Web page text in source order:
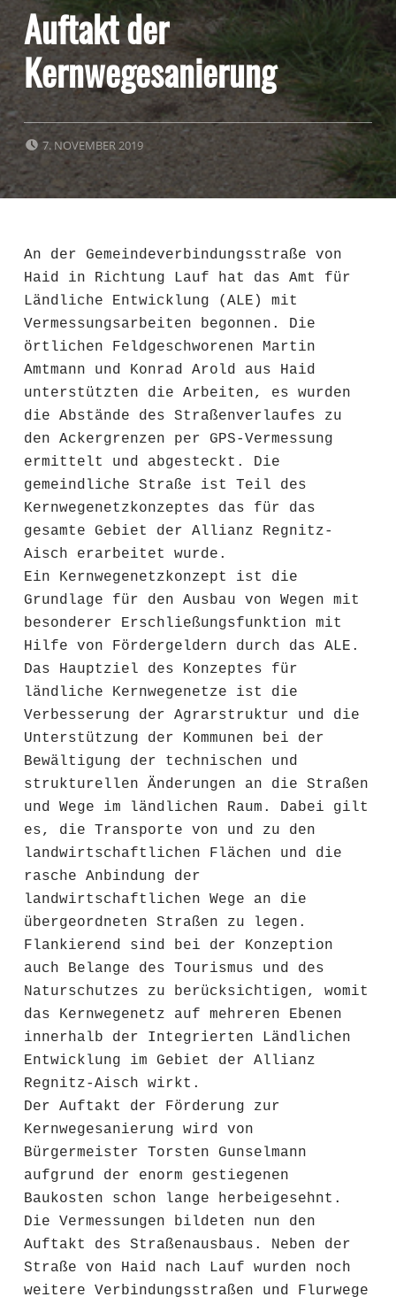
Auftakt der
Kernwegesanierung
POSTED ON:
7. NOVEMBER 2019
An der Gemeindeverbindungsstraße von
Haid in Richtung Lauf hat das Amt für
Ländliche Entwicklung (ALE) mit
Vermessungsarbeiten begonnen. Die
örtlichen Feldgeschworenen Martin
Amtmann und Konrad Arold aus Haid
unterstützten die Arbeiten, es wurden
die Abstände des Straßenverlaufes zu
den Ackergrenzen per GPS-Vermessung
ermittelt und abgesteckt. Die
gemeindliche Straße ist Teil des
Kernwegenetzkonzeptes das für das
gesamte Gebiet der Allianz Regnitz-
Aisch erarbeitet wurde.
Ein Kernwegenetzkonzept ist die
Grundlage für den Ausbau von Wegen mit
besonderer Erschließungsfunktion mit
Hilfe von Fördergeldern durch das ALE.
Das Hauptziel des Konzeptes für
ländliche Kernwegenetze ist die
Verbesserung der Agrarstruktur und die
Unterstützung der Kommunen bei der
Bewältigung der technischen und
strukturellen Änderungen an die Straßen
und Wege im ländlichen Raum. Dabei gilt
es, die Transporte von und zu den
landwirtschaftlichen Flächen und die
rasche Anbindung der
landwirtschaftlichen Wege an die
übergeordneten Straßen zu legen.
Flankierend sind bei der Konzeption
auch Belange des Tourismus und des
Naturschutzes zu berücksichtigen, womit
das Kernwegenetz auf mehreren Ebenen
innerhalb der Integrierten Ländlichen
Entwicklung im Gebiet der Allianz
Regnitz-Aisch wirkt.
Der Auftakt der Förderung zur
Kernwegesanierung wird von
Bürgermeister Torsten Gunselmann
aufgrund der enorm gestiegenen
Baukosten schon lange herbeigesehnt.
Die Vermessungen bildeten nun den
Auftakt des Straßenausbaus. Neben der
Straße von Haid nach Lauf wurden noch
weitere Verbindungsstraßen und Flurwege